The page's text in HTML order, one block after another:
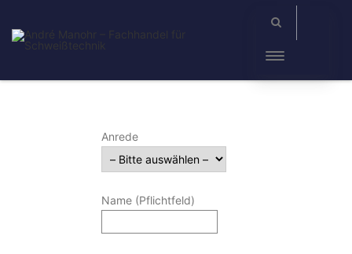
Anrede
Name (Pflichtfeld)